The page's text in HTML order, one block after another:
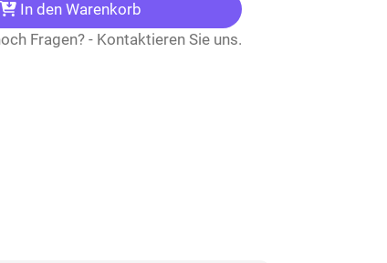
In den Warenkorb
Fragen? - Kontaktieren Sie uns.